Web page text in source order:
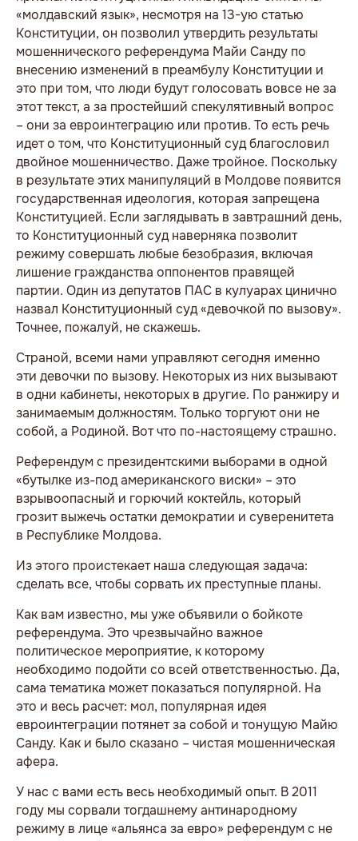
«молдавский язык», несмотря на 13-ую статью
Конституции, он позволил утвердить результаты
мошеннического референдума Майи Санду по
внесению изменений в преамбулу Конституции и
это при том, что люди будут голосовать вовсе не за
этот текст, а за простейший спекулятивный вопрос
– они за евроинтеграцию или против. То есть речь
идет о том, что Конституционный суд благословил
двойное мошенничество. Даже тройное. Поскольку
в результате этих манипуляций в Молдове появится
государственная идеология, которая запрещена
Конституцией. Если заглядывать в завтрашний день,
то Конституционный суд наверняка позволит
режиму совершать любые безобразия, включая
лишение гражданства оппонентов правящей
партии. Один из депутатов ПАС в кулуарах цинично
назвал Конституционный суд «девочкой по вызову».
Точнее, пожалуй, не скажешь.
Страной, всеми нами управляют сегодня именно
эти девочки по вызову. Некоторых из них вызывают
в одни кабинеты, некоторых в другие. По ранжиру и
занимаемым должностям. Только торгуют они не
собой, а Родиной. Вот что по-настоящему страшно.
Референдум с президентскими выборами в одной
«бутылке из-под американского виски» – это
взрывоопасный и горючий коктейль, который
грозит выжечь остатки демократии и суверенитета
в Республике Молдова.
Из этого проистекает наша следующая задача:
сделать все, чтобы сорвать их преступные планы.
Как вам известно, мы уже объявили о бойкоте
референдума. Это чрезвычайно важное
политическое мероприятие, к которому
необходимо подойти со всей ответственностью. Да,
сама тематика может показаться популярной. На
это и весь расчет: мол, популярная идея
евроинтеграции потянет за собой и тонущую Майю
Санду. Как и было сказано – чистая мошенническая
афера.
У нас с вами есть весь необходимый опыт. В 2011
году мы сорвали тогдашнему антинародному
режиму в лице «альянса за евро» референдум с не